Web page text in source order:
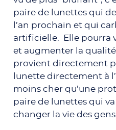
paire de lunettes qui
l’an prochain et qui
artificielle. Elle pourra
et augmenter la
provient directement
lunette directement à
moins cher qu’une
paire de lunettes qui
changer la vie des